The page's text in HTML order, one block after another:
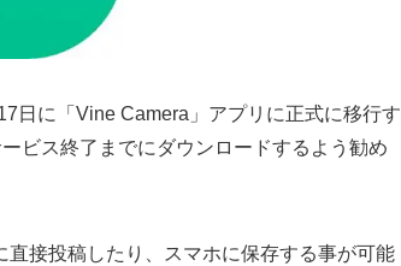
日に「Vine Camera」アプリに正式に移行す
ビス終了までにダウンロードするよう勧め
接投稿したり、スマホに保存する事が可能